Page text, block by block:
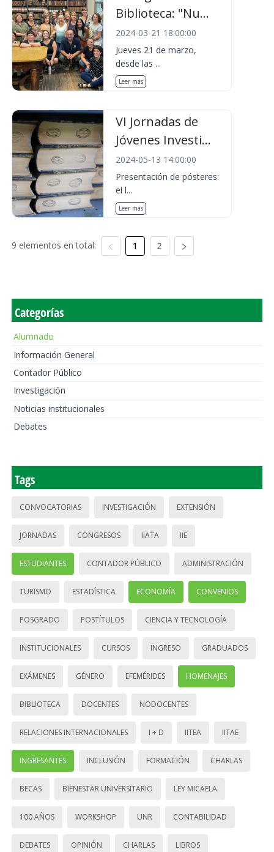
Biblioteca: "Nu...
2024-03-21 18:00:00
Jueves 21 de marzo,
desde las ...
Leer más
VI Jornadas de
Jóvenes Investi...
2024-05-13 14:00:00
Presentación de pósteres:
el l...
Leer más
9 elementos en total: 1 2
Categorías
Alumnado
Información General
Contador Público
Investigación
Noticias institucionales
Debates
Tags
CONVOCATORIAS INVESTIGACIÓN EXTENSIÓN
JORNADAS CONGRESOS IIATA IIE
ESTUDIANTES CONTADOR PÚBLICO ADMINISTRACIÓN
TURISMO ESTADÍSTICA ECONOMÍA CONVENIOS
POSGRADO POSTÍTULOS CIENCIA Y TECNOLOGÍA
INSTITUCIONALES CURSOS INGRESO GRADUADOS
EXÁMENES GÉNERO EFEMÉRIDES HOMENAJES
BIBLIOTECA DOCENTES NODOCENTES
RELACIONES INTERNACIONALES I + D IITEA IITAE
INGRESANTES INCLUSIÓN FORMACIÓN CHARLAS
BECAS BIENESTAR UNIVERSITARIO LEY MICAELA
100 AÑOS WORKSHOP UNR CONTABILIDAD
DEBATES OPINIÓN CHARLAS LIBROS